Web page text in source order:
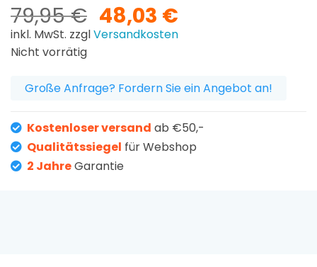
79,95€ Ursprünglicher
Preis
48,03 €Aktueller
Preis
inkl. MwSt. zzglVersandkosten
Nicht vorrätig
Große Anfrage? Fordern Sie ein Angebot an!
Kostenloser versand ab €50,-
Qualitätssiegel für Webshop
2 JahreGarantie